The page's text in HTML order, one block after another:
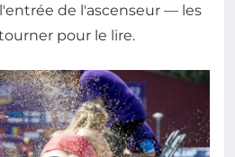
de l'ascenseur — les
pour le lire.